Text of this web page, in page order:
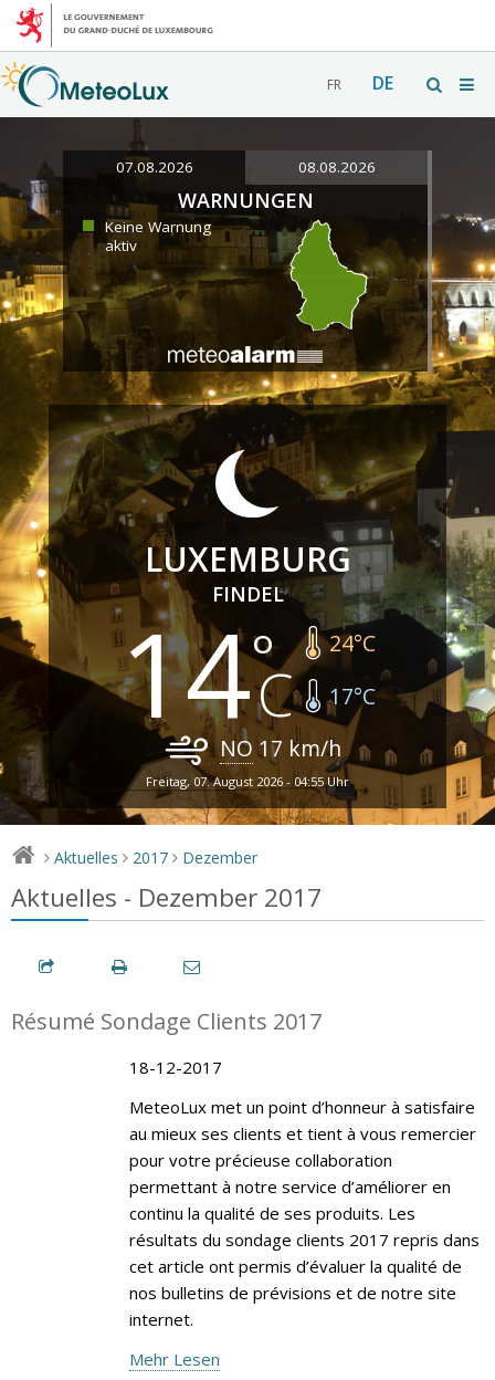
FR DE
07.08.2026 08.08.2026
WARNUNGEN
Keine Warnung
aktiv
LUXEMBURG
FINDEL
14 24°C
17°C
NO 17 km/h
Freitag, 07. August 2026 - 04:55 Uhr
> Aktuelles > 2017 > Dezember
Aktuelles - Dezember 2017
Résumé Sondage Clients 2017
18-12-2017
MeteoLux met un point d’honneur à satisfaire
au mieux ses clients et tient à vous remercier
pour votre précieuse collaboration
permettant à notre service d’améliorer en
continu la qualité de ses produits. Les
résultats du sondage clients 2017 repris dans
cet article ont permis d’évaluer la qualité de
nos bulletins de prévisions et de notre site
internet.
Mehr Lesen